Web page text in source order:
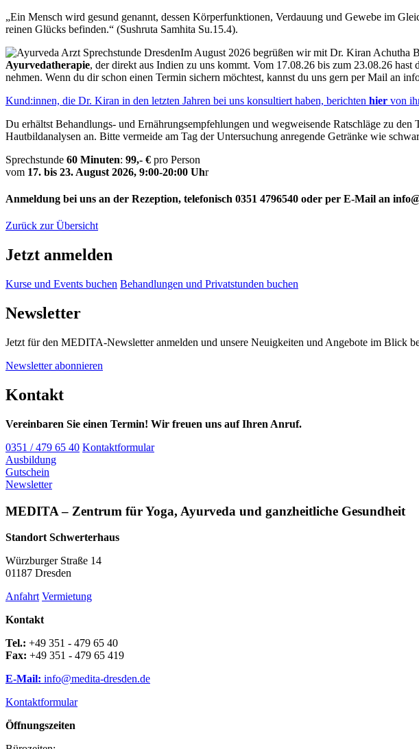
„Ein Mensch wird gesund genannt, dessen Körperfunktionen, Verdauung und Gewebe im
reinen Glücks befinden.“ (Sushruta Samhita Su.15.4).
Im August 2026 begrüßen wir mit Dr. Kiran Achutha
Ayurvedatherapie, der direkt aus Indien zu uns kommt. Vom 17.08.26 bis zum 23.08.26
nehmen. Wenn du dir schon einen Termin sichern möchtest, kannst du uns gern per Mail an
Kund:innen, die Dr. Kiran in den letzten Jahren bei uns konsultiert haben, berichten hier von
Du erhältst Behandlungs- und Ernährungsempfehlungen und wegweisende Ratschläge zu
Hautbildanalysen an. Bitte vermeide am Tag der Untersuchung anregende Getränke wie
Sprechstunde 60 Minuten: 99,- € pro Person
vom 17. bis 23. August 2026, 9:00-20:00 Uhr
Anmeldung bei uns an der Rezeption, telefonisch 0351 4796540 oder per E-Mail an
Zurück zur Übersicht
Jetzt anmelden
Kurse und Events buchen Behandlungen und Privatstunden buchen
Newsletter
Jetzt für den MEDITA-Newsletter anmelden und unsere Neuigkeiten und Angebote im Blick
Newsletter abonnieren
Kontakt
Vereinbaren Sie einen Termin! Wir freuen uns auf Ihren Anruf.
0351 / 479 65 40 Kontaktformular
Ausbildung
Gutschein
Newsletter
MEDITA – Zentrum für Yoga, Ayurveda und ganzheitliche Gesundheit
Standort Schwerterhaus
Würzburger Straße 14
01187 Dresden
Anfahrt Vermietung
Kontakt
Tel.: +49 351 - 479 65 40
Fax: +49 351 - 479 65 419
E-Mail: info@medita-dresden.de
Kontaktformular
Öffnungszeiten